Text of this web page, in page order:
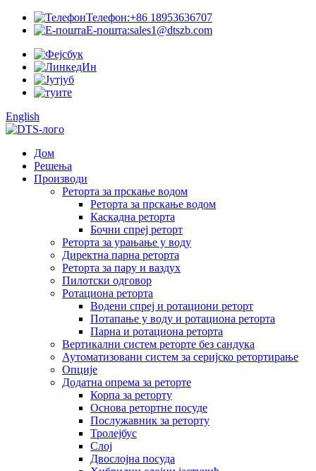
Телефон:+86 18953636707
Е-пошта:sales1@dtszb.com
English
Дом
Решења
Производи
Реторта за прскање водом
Реторта за прскање водом
Каскадна реторта
Бочни спреј реторт
Реторта за урањање у воду
Директна парна реторта
Реторта за пару и ваздух
Пилотски одговор
Ротациона реторта
Водени спреј и ротациони реторт
Потапање у воду и ротациона реторта
Парна и ротациона реторта
Вертикални систем реторте без сандука
Аутоматизовани систем за серијско ретортирање
Опције
Додатна опрема за реторте
Корпа за реторту
Основа ретортне посуде
Послужавник за реторту
Тролејбус
Слој
Двослојна посуда